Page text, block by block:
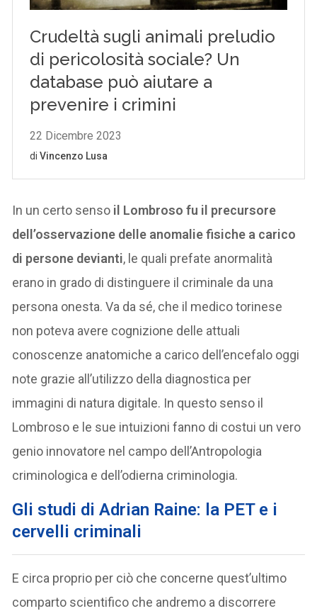
In un certo senso il Lombroso fu il precursore
dell’osservazione delle anomalie fisiche a carico
di persone devianti, le quali prefate anormalità
erano in grado di distinguere il criminale da una
persona onesta. Va da sé, che il medico torinese
non poteva avere cognizione delle attuali
conoscenze anatomiche a carico dell’encefalo oggi
note grazie all’utilizzo della diagnostica per
immagini di natura digitale. In questo senso il
Lombroso e le sue intuizioni fanno di costui un vero
genio innovatore nel campo dell’Antropologia
criminologica e dell’odierna criminologia.
Gli studi di Adrian Raine: la PET e i
cervelli criminali
E circa proprio per ciò che concerne quest’ultimo
comparto scientifico che andremo a discorrere